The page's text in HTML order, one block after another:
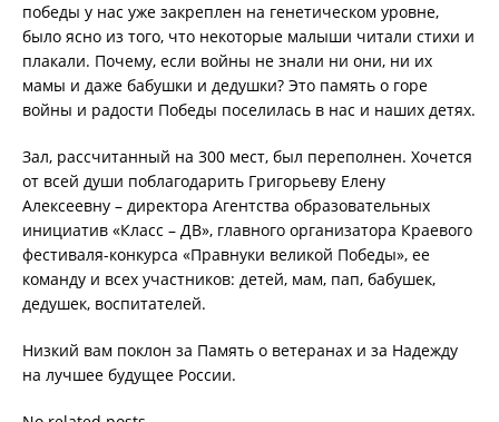
победы у нас уже закреплен на генетическом уровне,
было ясно из того, что некоторые малыши читали стихи и
плакали. Почему, если войны не знали ни они, ни их
мамы и даже бабушки и дедушки? Это память о горе
войны и радости Победы поселилась в нас и наших детях.
Зал, рассчитанный на 300 мест, был переполнен. Хочется
от всей души поблагодарить Григорьеву Елену
Алексеевну – директора Агентства образовательных
инициатив «Класс – ДВ», главного организатора Краевого
фестиваля-конкурса «Правнуки великой Победы», ее
команду и всех участников: детей, мам, пап, бабушек,
дедушек, воспитателей.
Низкий вам поклон за Память о ветеранах и за Надежду
на лучшее будущее России.